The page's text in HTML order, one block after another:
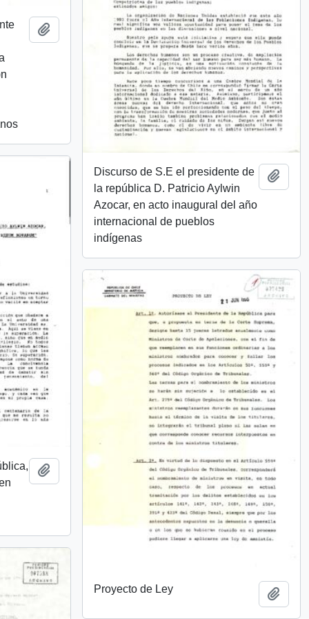
Añadir al portapapeles
Discurso de S.E el presidente de
la república D. Patricio Aylwin
Azocar, en acto inaugural del año
internacional de pueblos
indígenas
Añadir al portapapeles
Proyecto de Ley